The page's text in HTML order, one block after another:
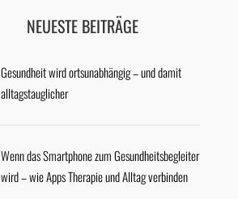
NEUESTE BEITRÄGE
Gesundheit wird ortsunabhängig – und damit
alltagstauglicher
Wenn das Smartphone zum Gesundheitsbegleiter
wird – wie Apps Therapie und Alltag verbinden